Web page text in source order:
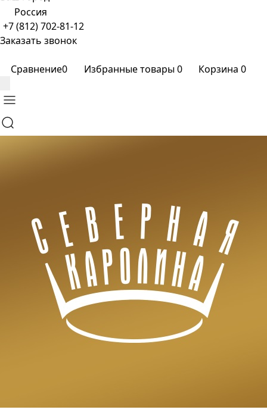
Россия
+7 (812) 702-81-12
Заказать звонок
Сравнение0 Избранные товары0 Корзина 0